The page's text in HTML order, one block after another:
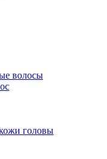
волосы
головы